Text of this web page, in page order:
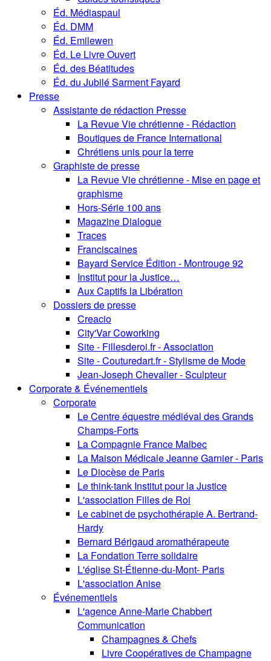
Éd. Médiaspaul
Éd. DMM
Éd. Emilewen
Éd. Le Livre Ouvert
Éd. des Béatitudes
Éd. du Jubilé Sarment Fayard
Presse
Assistante de rédaction Presse
La Revue Vie chrétienne - Rédaction
Boutiques de France International
Chrétiens unis pour la terre
Graphiste de presse
La Revue Vie chrétienne - Mise en page et
graphisme
Hors-Série 100 ans
Magazine Dialogue
Traces
Franciscaines
Bayard Service Édition - Montrouge 92
Institut pour la Justice…
Aux Captifs la Libération
Dossiers de presse
Creacio
City'Var Coworking
Site - Fillesderoi.fr - Association
Site - Couturedart.fr - Stylisme de Mode
Jean-Joseph Chevalier - Sculpteur
Corporate & Événementiels
Corporate
Le Centre équestre médiéval des Grands
Champs-Forts
La Compagnie France Malbec
La Maison Médicale Jeanne Garnier - Paris
Le Diocèse de Paris
Le think-tank Institut pour la Justice
L'association Filles de Roi
Le cabinet de psychothérapie A. Bertrand-
Hardy
Bernard Bérigaud aromathérapeute
La Fondation Terre solidaire
L'église St-Étienne-du-Mont- Paris
L'association Anise
Événementiels
L'agence Anne-Marie Chabbert
Communication
Champagnes & Chefs
Livre Coopératives de Champagne